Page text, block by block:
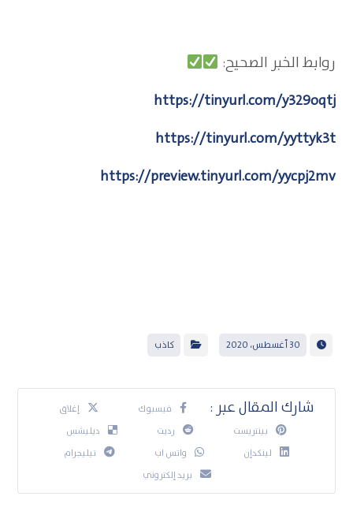
روابط الخبر الصحيح:
https://tinyurl.com/y329oqtj
https://tinyurl.com/yyttyk3t
https://preview.tinyurl.com/yycpj2mv
30 أغسطس، 2020 كاذب
فيسبوك
إغلاق
بينتريست
رديت
ديليشس
لينكدإن
واتس اب
تيليجرام
بريد إلكتروني